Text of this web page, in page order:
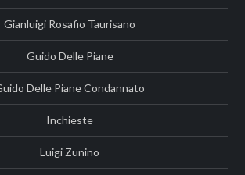
Gianluigi Rosafio Taurisano
Guido Delle Piane
Delle Piane Condannato
Inchieste
Luigi Zunino